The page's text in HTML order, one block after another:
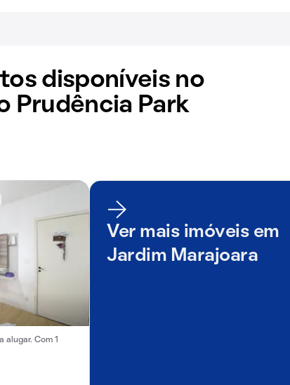
disponíveis no
Prudência Park
alugar. Com 1
Ver mais imóveis em
Jardim Marajoara